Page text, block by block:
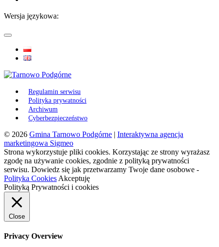
Wersja językowa:
Regulamin serwisu
Polityka prywatności
Archiwum
Cyberbezpieczeństwo
© 2026 Gmina Tarnowo Podgórne | Interaktywna agencja
marketingowa Sigmeo
Strona wykorzystuje pliki cookies. Korzystając ze strony wyrażasz
zgodę na używanie cookies, zgodnie z polityką prywatności
serwisu. Dowiedz się jak przetwarzamy Twoje dane osobowe -
Polityka Cookies Akceptuję
Polityką Prywatności i cookies
Close
Privacy Overview